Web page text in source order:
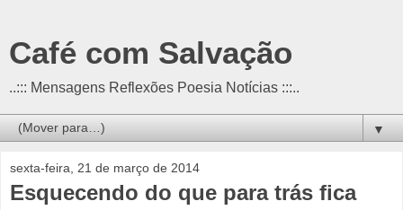
Café com Salvação
..::: Mensagens Reflexões Poesia Notícias :::..
▼
sexta-feira, 21 de março de 2014
Esquecendo do que para trás fica